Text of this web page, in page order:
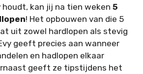
houdt, kan jij na tien weken 5
! Het opbouwen van die 5
uit zowel hardlopen als stevig
geeft precies aan wanneer
en hadlopen elkaar
geeft ze tipstijdens het